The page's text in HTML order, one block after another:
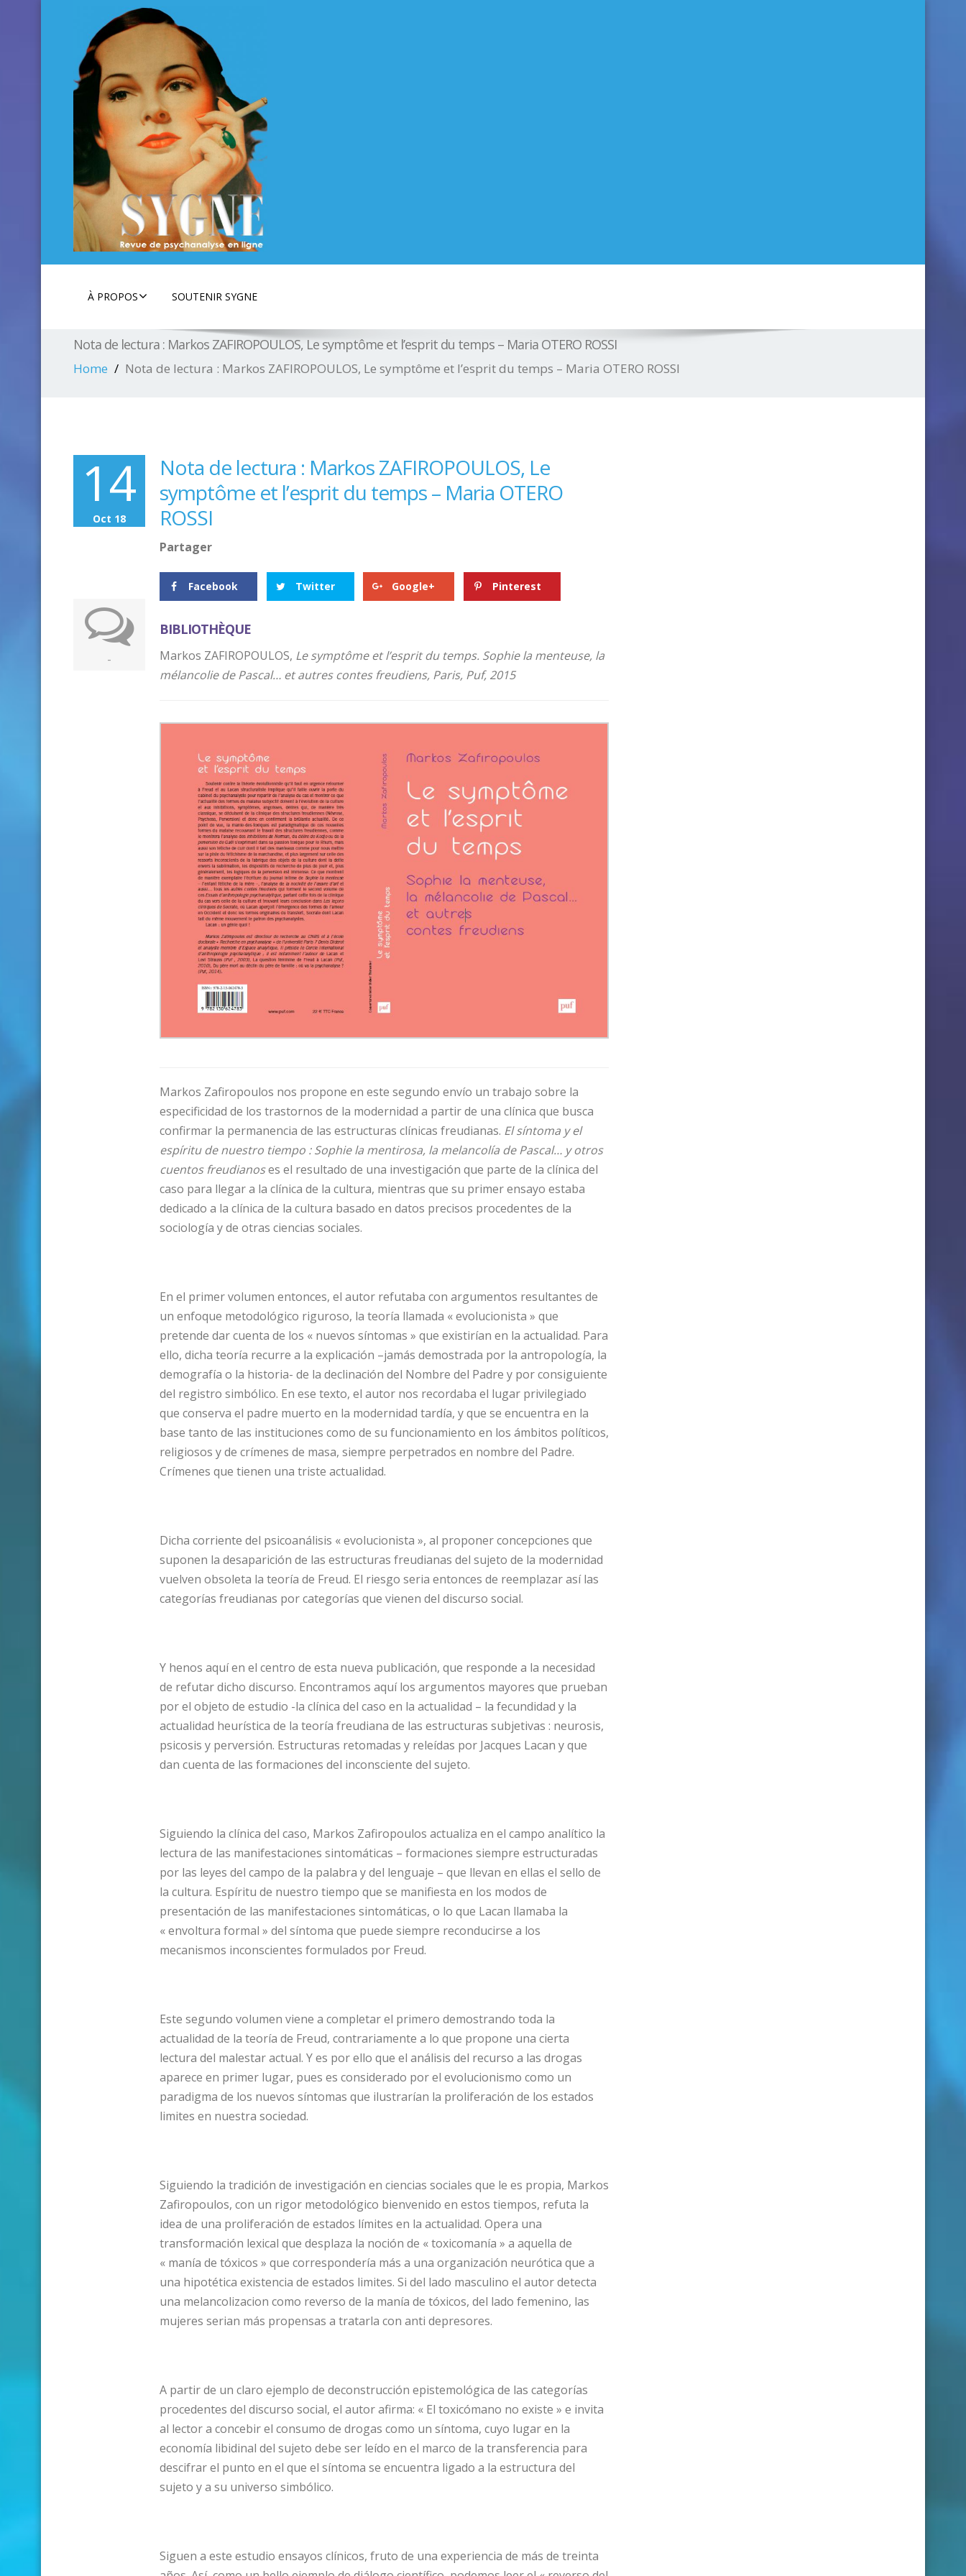
À PROPOS SOUTENIR SYGNE
Nota de lectura : Markos ZAFIROPOULOS, Le symptôme et l’esprit du temps – Maria OTERO ROSSI
Home Nota de lectura : Markos ZAFIROPOULOS, Le symptôme et l’esprit du temps – Maria OTERO ROSSI
14
Oct 18
-
Nota de lectura : Markos ZAFIROPOULOS, Le
symptôme et l’esprit du temps – Maria OTERO
ROSSI
Partager
Facebook Twitter Google+ Pinterest
BIBLIOTHÈQUE
Markos ZAFIROPOULOS, Le symptôme et l’esprit du temps. Sophie la menteuse, la
mélancolie de Pascal… et autres contes freudiens, Paris, Puf, 2015
Markos Zafiropoulos nos propone en este segundo envío un trabajo sobre la
especificidad de los trastornos de la modernidad a partir de una clínica que busca
confirmar la permanencia de las estructuras clínicas freudianas. El síntoma y el
espíritu de nuestro tiempo : Sophie la mentirosa, la melancolía de Pascal… y otros
cuentos freudianoses el resultado de una investigación que parte de la clínica del
caso para llegar a la clínica de la cultura, mientras que su primer ensayo estaba
dedicado a la clínica de la cultura basado en datos precisos procedentes de la
sociología y de otras ciencias sociales.
En el primer volumen entonces, el autor refutaba con argumentos resultantes de
un enfoque metodológico riguroso, la teoría llamada « evolucionista » que
pretende dar cuenta de los « nuevos síntomas » que existirían en la actualidad. Para
ello, dicha teoría recurre a la explicación –jamás demostrada por la antropología, la
demografía o la historia- de la declinación del Nombre del Padre y por consiguiente
del registro simbólico. En ese texto, el autor nos recordaba el lugar privilegiado
que conserva el padre muerto en la modernidad tardía, y que se encuentra en la
base tanto de las instituciones como de su funcionamiento en los ámbitos políticos,
religiosos y de crímenes de masa, siempre perpetrados en nombre del Padre.
Crímenes que tienen una triste actualidad.
Dicha corriente del psicoanálisis « evolucionista », al proponer concepciones que
suponen la desaparición de las estructuras freudianas del sujeto de la modernidad
vuelven obsoleta la teoría de Freud. El riesgo seria entonces de reemplazar así las
categorías freudianas por categorías que vienen del discurso social.
Y henos aquí en el centro de esta nueva publicación, que responde a la necesidad
de refutar dicho discurso. Encontramos aquí los argumentos mayores que prueban
por el objeto de estudio -la clínica del caso en la actualidad – la fecundidad y la
actualidad heurística de la teoría freudiana de las estructuras subjetivas : neurosis,
psicosis y perversión. Estructuras retomadas y releídas por Jacques Lacan y que
dan cuenta de las formaciones del inconsciente del sujeto.
Siguiendo la clínica del caso, Markos Zafiropoulos actualiza en el campo analítico la
lectura de las manifestaciones sintomáticas – formaciones siempre estructuradas
por las leyes del campo de la palabra y del lenguaje – que llevan en ellas el sello de
la cultura. Espíritu de nuestro tiempo que se manifiesta en los modos de
presentación de las manifestaciones sintomáticas, o lo que Lacan llamaba la
« envoltura formal » del síntoma que puede siempre reconducirse a los
mecanismos inconscientes formulados por Freud.
Este segundo volumen viene a completar el primero demostrando toda la
actualidad de la teoría de Freud, contrariamente a lo que propone una cierta
lectura del malestar actual. Y es por ello que el análisis del recurso a las drogas
aparece en primer lugar, pues es considerado por el evolucionismo como un
paradigma de los nuevos síntomas que ilustrarían la proliferación de los estados
limites en nuestra sociedad.
Siguiendo la tradición de investigación en ciencias sociales que le es propia, Markos
Zafiropoulos, con un rigor metodológico bienvenido en estos tiempos, refuta la
idea de una proliferación de estados límites en la actualidad. Opera una
transformación lexical que desplaza la noción de « toxicomanía » a aquella de
« manía de tóxicos » que correspondería más a una organización neurótica que a
una hipotética existencia de estados limites. Si del lado masculino el autor detecta
una melancolizacion como reverso de la manía de tóxicos, del lado femenino, las
mujeres serian más propensas a tratarla con anti depresores.
A partir de un claro ejemplo de deconstrucción epistemológica de las categorías
procedentes del discurso social, el autor afirma: « El toxicómano no existe » e invita
al lector a concebir el consumo de drogas como un síntoma, cuyo lugar en la
economía libidinal del sujeto debe ser leído en el marco de la transferencia para
descifrar el punto en el que el síntoma se encuentra ligado a la estructura del
sujeto y a su universo simbólico.
Siguen a este estudio ensayos clínicos, fruto de una experiencia de más de treinta